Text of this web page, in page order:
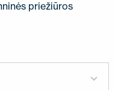
priežiūros